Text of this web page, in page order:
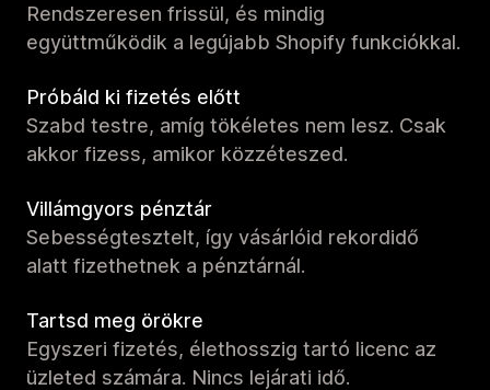
Rendszeresen frissül, és mindig
együttműködik a legújabb Shopify funkciókkal.
Próbáld ki fizetés előtt
Szabd testre, amíg tökéletes nem lesz. Csak
akkor fizess, amikor közzéteszed.
Villámgyors pénztár
Sebességtesztelt, így vásárlóid rekordidő
alatt fizethetnek a pénztárnál.
Tartsd meg örökre
Egyszeri fizetés, élethosszig tartó licenc az
üzleted számára. Nincs lejárati idő.